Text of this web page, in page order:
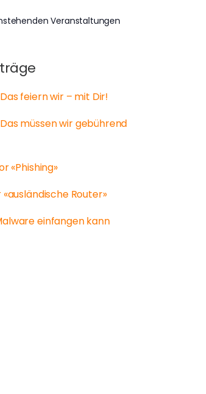
Veranstaltungen
feiern wir – mit Dir!
müssen wir gebührend
«Phishing»
Router»
einfangen kann